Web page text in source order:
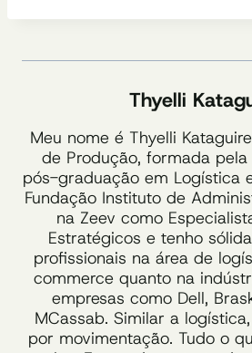
Thyelli
Meu nome é Thyelli
de Produção, formada pela
pós-graduação em Logística
Fundação Instituto de
na Zeev como
Estratégicos e tenho
profissionais na área de
commerce quanto na
empresas como Dell,
MCassab. Similar a
por movimentação. Tudo o